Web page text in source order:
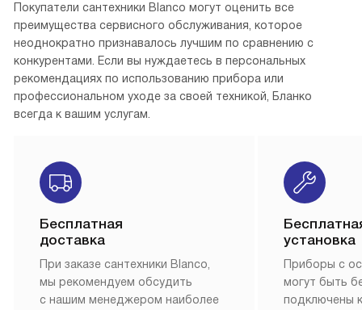
Покупатели сантехники Blanco могут оценить все
преимущества сервисного обслуживания, которое
неоднократно признавалось лучшим по сравнению с
конкурентами. Если вы нуждаетесь в персональных
рекомендациях по использованию прибора или
профессиональном уходе за своей техникой, Бланко
всегда к вашим услугам.
Бесплатная
доставка
При заказе сантехники Blanco,
мы рекомендуем обсудить
с нашим менеджером наиболее
установка
Приборы с
могут быть
подключены